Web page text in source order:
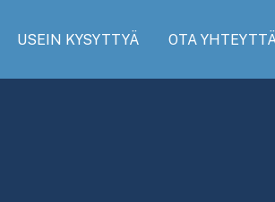
USEIN KYSYTTYÄ OTA